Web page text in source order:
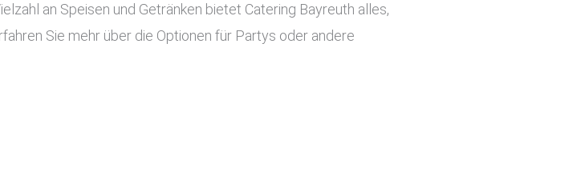
an Speisen und Getränken bietet Catering Bayreuth alles,
Sie mehr über die Optionen für Partys oder andere